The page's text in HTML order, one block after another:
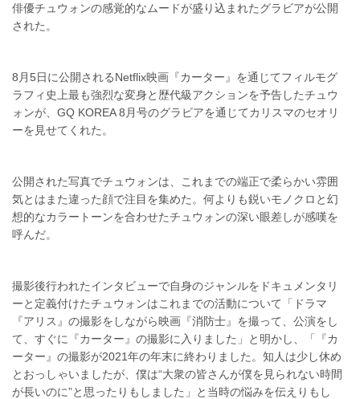
俳優チュウォンの感覚的なムードが盛り込まれたグラビアが公開
された。
8月5日に公開されるNetflix映画『カーター』を通じてフィルモグ
ラフィ史上最も強烈な変身と歴代級アクションを予告したチュウ
ォンが、GQ KOREA 8月号のグラビアを通じてカリスマのセオリ
ーを見せてくれた。
公開された写真でチュウォンは、これまでの端正で柔らかい雰囲
気とはまた違った顔で注目を集めた。何よりも鋭いモノクロと幻
想的なカラートーンを合わせたチュウォンの深い眼差しが感嘆を
呼んだ。
撮影後行われたインタビューで自身のジャンルをドキュメンタリ
ーと定義付けたチュウォンはこれまでの活動について「ドラマ
『アリス』の撮影をしながら映画『消防士』を撮って、公演をし
て、すぐに『カーター』の撮影に入りました」と明かし、「『カ
ーター』の撮影が2021年の年末に終わりました。知人は少し休め
とおっしゃいましたが、僕は“大衆の皆さんが僕を見られない時間
が長いのに”と思ったりもしました」と当時の悩みを伝えりもし